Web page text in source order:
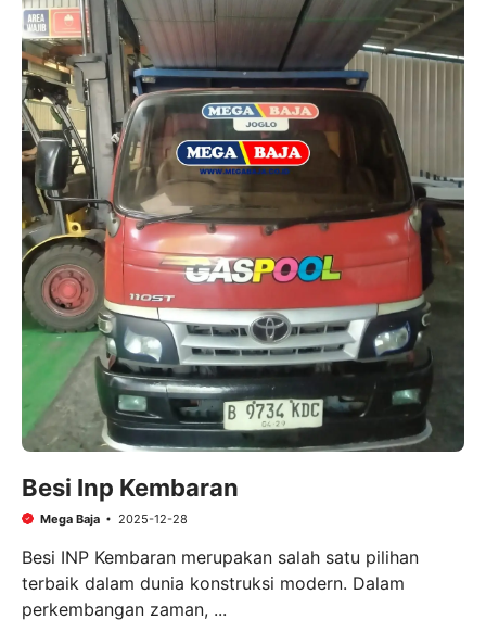
Besi Inp Kembaran
Mega Baja 2025-12-28
Besi INP Kembaran merupakan salah satu pilihan
terbaik dalam dunia konstruksi modern. Dalam
perkembangan zaman, ...